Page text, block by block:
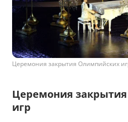
Церемония закрытия Олимпийских
Церемония
игр